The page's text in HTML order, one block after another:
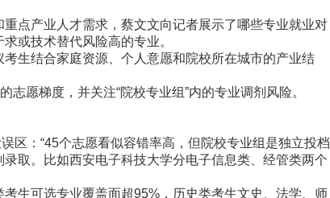
点产业人才需求，蔡文文向记者展示了哪些专业就业对
或技术替代风险高的专业。
生结合家庭资源、个人意愿和院校所在城市的产业结
愿梯度，并关注“院校专业组”内的专业调剂风险。
：“45个志愿看似容错率高，但院校专业组是独立投档
取。比如西安电子科技大学分电子信息类、经管类两个
生可选专业覆盖面超95%，历史类考生文史、法学、师